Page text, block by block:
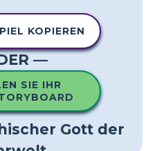
KOPIEREN
—
SIE IHR